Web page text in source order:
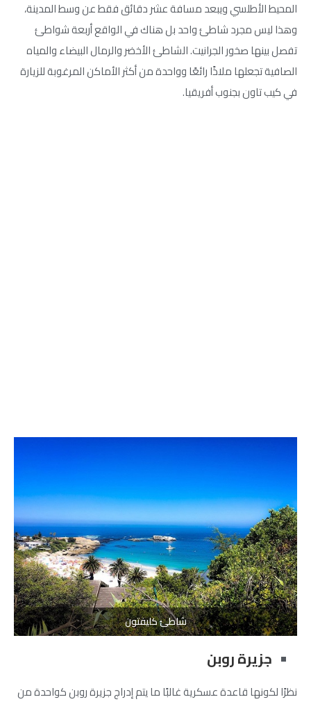
المحيط الأطلسي ويبعد مسافة عشر دقائق فقط عن وسط المدينة،
وهذا ليس مجرد شاطئ واحد بل هناك في الواقع أربعة شواطئ
تفصل بينها صخور الجرانيت. الشاطئ الأخضر والرمال البيضاء والمياه
الصافية تجعلها ملاذًا رائعًا وواحدة من أكثر الأماكن المرغوبة للزيارة
في كيب تاون بجنوب أفريقيا.
شاطئ كليفتون
جزيرة روبن
نظرًا لكونها قاعدة عسكرية غالبًا ما يتم إدراج جزيرة روبن كواحدة من